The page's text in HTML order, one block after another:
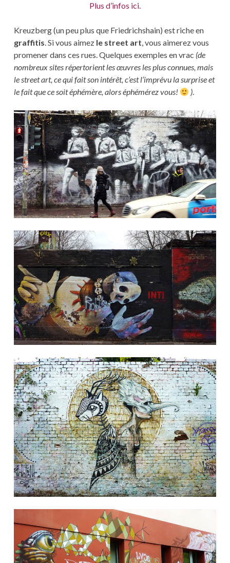
Plus d’infos ici.
Kreuzberg (un peu plus que Friedrichshain) est riche en
graffitis. Si vous aimez le street art, vous aimerez vous
promener dans ces rues. Quelques exemples en vrac (de
nombreux sites répertorient les œuvres les plus connues, mais
le street art, ce qui fait son intérêt, c’est l’imprévu la surprise et
le fait que ce soit éphémère, alors éphémérez vous!
).